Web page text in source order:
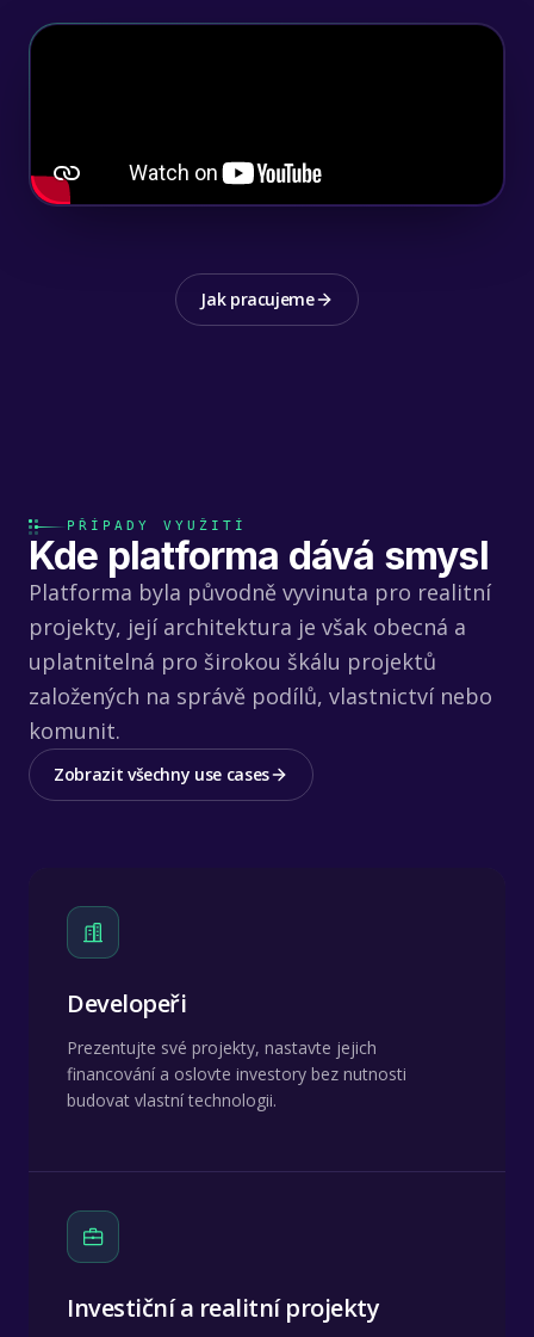
Jak pracujeme
PŘÍPADY VYUŽITÍ
Kde platforma dává smysl
Platforma byla původně vyvinuta pro realitní
projekty, její architektura je však obecná a
uplatnitelná pro širokou škálu projektů
založených na správě podílů, vlastnictví nebo
komunit.
Zobrazit všechny use cases
Developeři
Prezentujte své projekty, nastavte jejich
financování a oslovte investory bez nutnosti
budovat vlastní technologii.
Investiční a realitní projekty